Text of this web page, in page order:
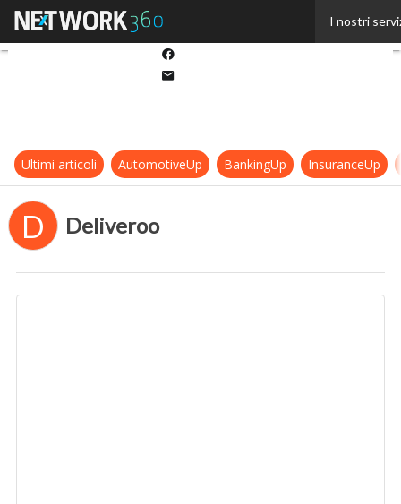
I nostri
Ultimi articoli AutomotiveUp BankingUp InsuranceUp
D Deliveroo